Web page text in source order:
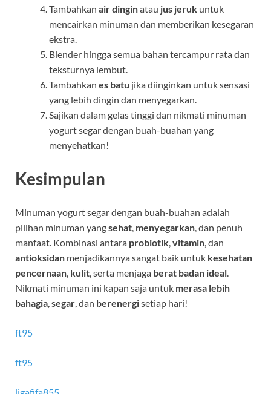
Tambahkan air dinginatau jus jeruk untuk
mencairkan minuman dan memberikan kesegaran
ekstra.
Blender hingga semua bahan tercampur rata dan
teksturnya lembut.
Tambahkan es batu jika diinginkan untuk sensasi
yang lebih dingin dan menyegarkan.
Sajikan dalam gelas tinggi dan nikmati minuman
yogurt segar dengan buah-buahan yang
menyehatkan!
Kesimpulan
Minuman yogurt segar dengan buah-buahan adalah
pilihan minuman yangsehat, menyegarkan, dan penuh
manfaat. Kombinasi antara probiotik,vitamin, dan
antioksidan menjadikannya sangat baik untuk kesehatan
pencernaan, kulit, serta menjaga berat badan ideal.
Nikmati minuman ini kapan saja untuk merasa lebih
bahagia,segar, dan berenergisetiap hari!
ft95
ft95